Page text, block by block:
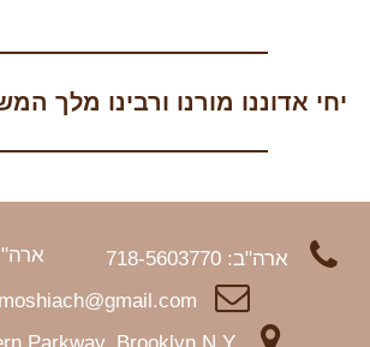
יחי אדוננו מורנו ורבינו מלך
ארה"ב: 718-5603770
ארה"ק: 058-
Parkway, Brooklyn N.Y